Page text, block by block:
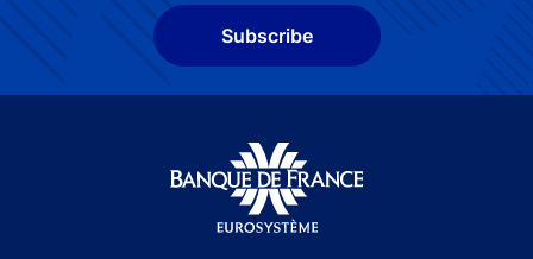
Subscribe